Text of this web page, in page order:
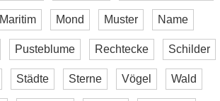
Maritim Mond Muster Name
Pusteblume Rechtecke Schilder
Städte Sterne Vögel Wald